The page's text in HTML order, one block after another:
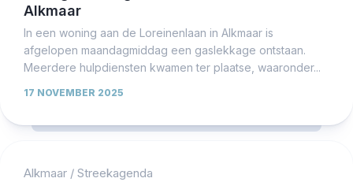
Alkmaar
In een woning aan de Loreinenlaan in Alkmaar is
afgelopen maandagmiddag een gaslekkage ontstaan.
Meerdere hulpdiensten kwamen ter plaatse, waaronder...
17 NOVEMBER 2025
Alkmaar / Streekagenda